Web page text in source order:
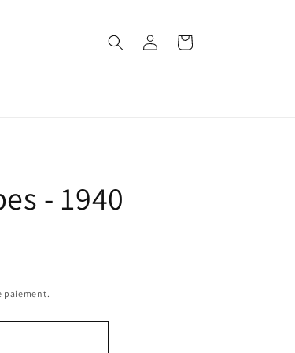
Connexion Panier
- 1940
paiement.